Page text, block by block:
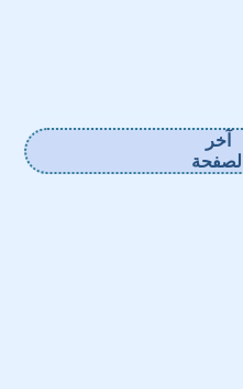
آخر
الصفحة